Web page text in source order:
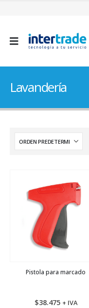
Lavandería
Pistola para marcado
$38.475 + IVA